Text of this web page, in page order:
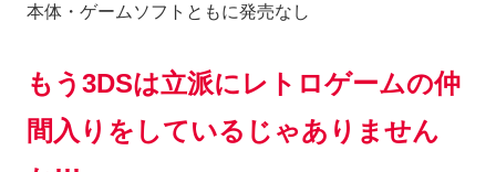
本体・ゲームソフトともに発売なし
もう3DSは立派にレトロゲームの仲
間入りをしているじゃありません